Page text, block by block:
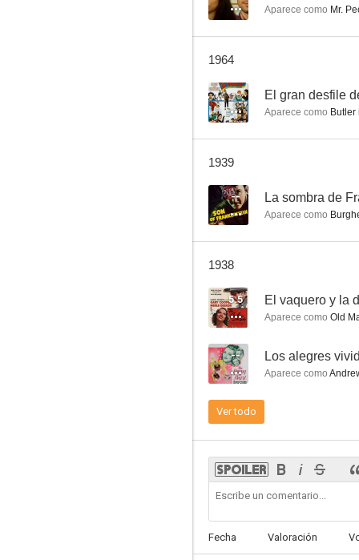
--
--
Aparece como Mr.
1964
-- El gran desfile
Aparece como
1939
-- La sombra de
Aparece como
1938
5.5 El vaquero y la
Aparece como Old Man
-- Los alegres
Aparece como
Ver todo
Fecha Valoración